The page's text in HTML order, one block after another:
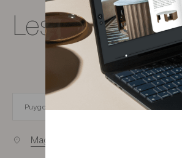
Les magasins
à
Magasins proches de vous